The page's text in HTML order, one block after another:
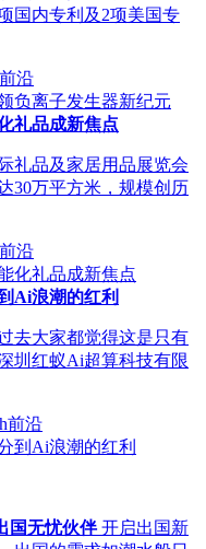
国内专利及2项美国专
沿
礼品成新焦点
品及家居用品展览会
30万平方米，规模创历
沿
Ai浪潮的红利
去大家都觉得这是只有
圳红蚁Ai超算科技有限
前沿
国无忧伙伴 开启出国新